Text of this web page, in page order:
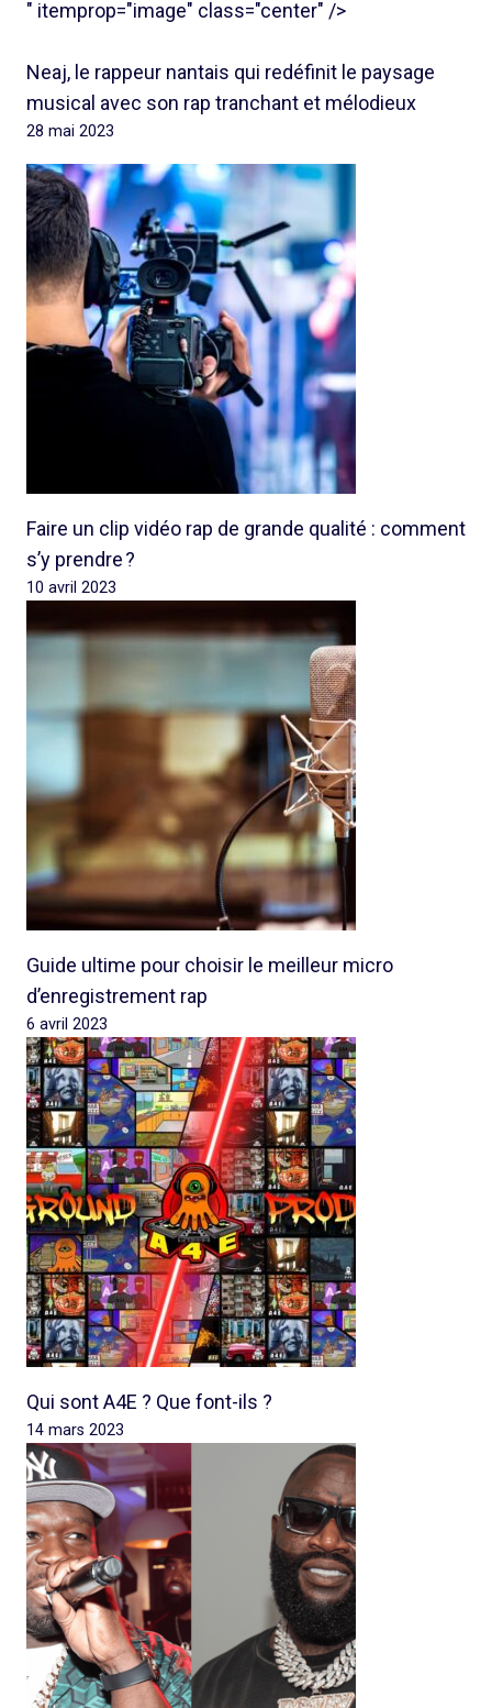
" itemprop="image" class="center" />
Neaj, le rappeur nantais qui redéfinit le paysage
musical avec son rap tranchant et mélodieux
28 mai 2023
Faire un clip vidéo rap de grande qualité : comment
s’y prendre ?
10 avril 2023
Guide ultime pour choisir le meilleur micro
d’enregistrement rap
6 avril 2023
Qui sont A4E ? Que font-ils ?
14 mars 2023